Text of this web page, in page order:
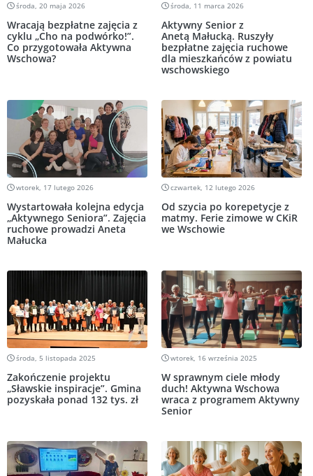
środa, 20 maja 2026
Wracają bezpłatne zajęcia z
cyklu „Cho na podwórko!”.
Co przygotowała Aktywna
Wschowa?
środa, 11 marca 2026
Aktywny Senior z
Anetą Małucką. Ruszyły
bezpłatne zajęcia ruchowe
dla mieszkańców z powiatu
wschowskiego
wtorek, 17 lutego 2026
Wystartowała kolejna edycja
„Aktywnego Seniora”. Zajęcia
ruchowe prowadzi Aneta
Małucka
czwartek, 12 lutego 2026
Od szycia po korepetycje z
matmy. Ferie zimowe w CKiR
we Wschowie
środa, 5 listopada 2025
Zakończenie projektu
„Sławskie inspiracje”. Gmina
pozyskała ponad 132 tys. zł
wtorek, 16 września 2025
W sprawnym ciele młody
duch! Aktywna Wschowa
wraca z programem Aktywny
Senior